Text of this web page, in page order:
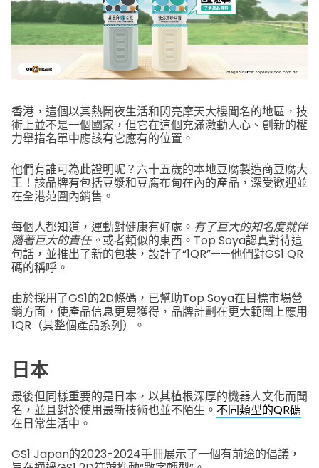
香港，這個以其熱鬧夜生活和閃亮摩天大樓聞名的地區，技
術上並不是一個國家，但它在這個充滿激動人心、創新的權
力舉措名單中應該有它應有的位置。
他們有誰可為此證明呢？六十五歲的本地豆腐製造商豆腐大
王！該品牌有包括豆漿和豆腐布甸在內的產品，深受歡迎並
在全港范圍內銷售。
每個人都知道，運動對健康有好處。 有了巨大的知名度就伴
隨著巨大的責任。 或者類似的東西。Top Soya認真對待這
句話，並推出了新的包裝，設計了“1QR”——他們對GS1 QR
碼的稱呼。
由於採用了GS1的2D條碼，已幫助Top Soya在目標市場營
銷方面，使產品信息更易獲得，品牌計劃在更大範圍上應用
1QR（其整個產品系列）。
日本
最後但同樣重要的是日本，以其植根深厚的機器人文化而聞
名，並且對於使用最新技術也並不陌生。 不同類型的QR碼
在日常生活中。
GS1 Japan的2023-2024手冊展示了一個有前途的倡議，